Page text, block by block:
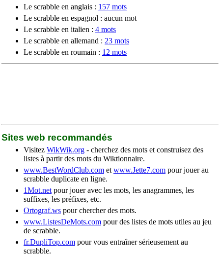
Le scrabble en anglais : 157 mots
Le scrabble en espagnol : aucun mot
Le scrabble en italien : 4 mots
Le scrabble en allemand : 23 mots
Le scrabble en roumain : 12 mots
Sites web recommandés
Visitez WikWik.org - cherchez des mots et construisez des
listes à partir des mots du Wiktionnaire.
www.BestWordClub.com et www.Jette7.com pour jouer au
scrabble duplicate en ligne.
1Mot.net pour jouer avec les mots, les anagrammes, les
suffixes, les préfixes, etc.
Ortograf.ws pour chercher des mots.
www.ListesDeMots.com pour des listes de mots utiles au jeu
de scrabble.
fr.DupliTop.com pour vous entraîner sérieusement au
scrabble.